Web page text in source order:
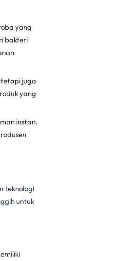
yang
bakteri
juga
yang
instan.
teknologi
untuk